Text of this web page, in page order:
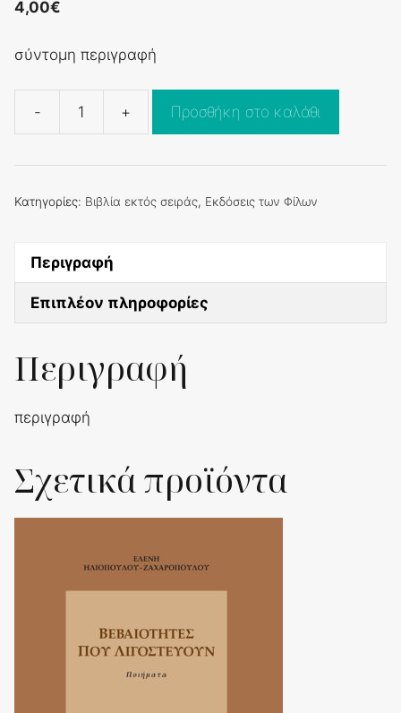
4,00€
σύντομη περιγραφή
-
μου
ποσότητα
+ Προσθήκη στο καλάθι
Κατηγορίες: Βιβλία εκτός σειράς, Εκδόσεις των Φίλων
Περιγραφή
Επιπλέον πληροφορίες
Περιγραφή
περιγραφή
Σχετικά προϊόντα